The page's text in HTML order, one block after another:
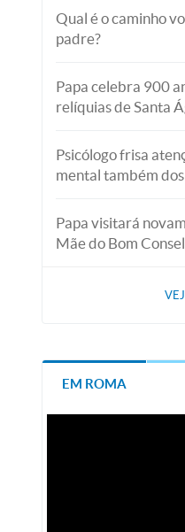
Qual é o caminho
padre?
Papa celebra 900
relíquias de Santa
Psicólogo frisa
mental também
Papa visitará
Mãe do Bom
EM ROMA